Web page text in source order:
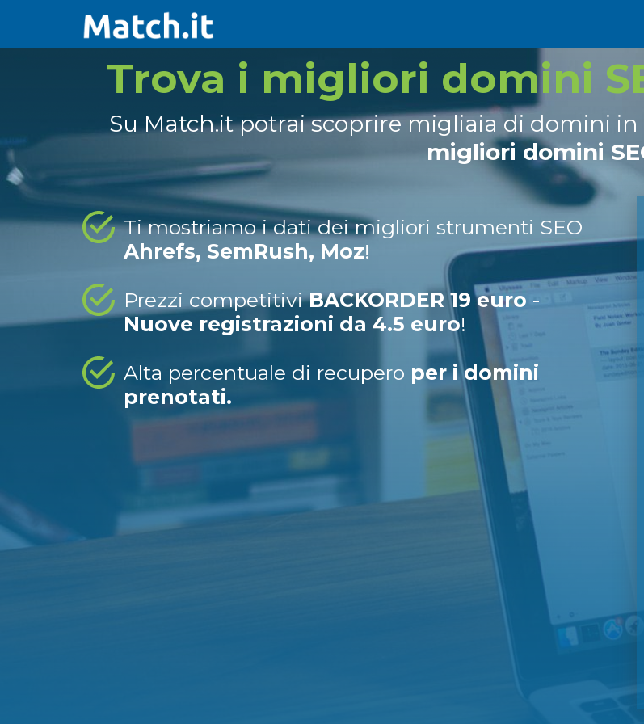
Trova i migliori domini
Su Match.it potrai scoprire migliaia di domini
migliori domini
Ti mostriamo i dati dei migliori strumenti SEO
Ahrefs, SemRush, Moz!
Prezzi competitiviBACKORDER 19 euro -
Nuove registrazioni da 4.5 euro!
Alta percentuale di recupero per i domini
prenotati.